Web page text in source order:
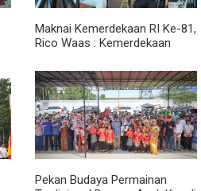
Maknai Kemerdekaan RI Ke-81,
Rico Waas : Kemerdekaan
Lewat Peningkatan Pelayanan
Primer
Pekan Budaya Permainan